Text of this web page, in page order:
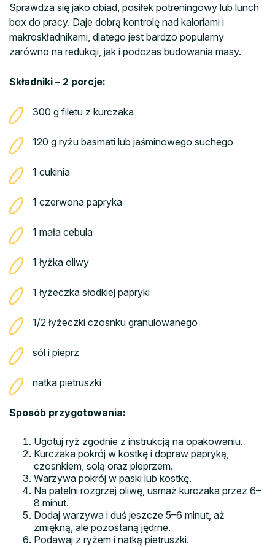
Sprawdza się jako obiad, posiłek potreningowy lub lunch
box do pracy. Daje dobrą kontrolę nad kaloriami i
makroskładnikami, dlatego jest bardzo popularny
zarówno na redukcji, jak i podczas budowania masy.
Składniki – 2 porcje:
300 g filetu z kurczaka
120 g ryżu basmati lub jaśminowego suchego
1 cukinia
1 czerwona papryka
1 mała cebula
1 łyżka oliwy
1 łyżeczka słodkiej papryki
1/2 łyżeczki czosnku granulowanego
sól i pieprz
natka pietruszki
Sposób przygotowania:
Ugotuj ryż zgodnie z instrukcją na opakowaniu.
Kurczaka pokrój w kostkę i dopraw papryką,
czosnkiem, solą oraz pieprzem.
Warzywa pokrój w paski lub kostkę.
Na patelni rozgrzej oliwę, usmaż kurczaka przez 6–
8 minut.
Dodaj warzywa i duś jeszcze 5–6 minut, aż
zmiękną, ale pozostaną jędrne.
Podawaj z ryżem i natką pietruszki.